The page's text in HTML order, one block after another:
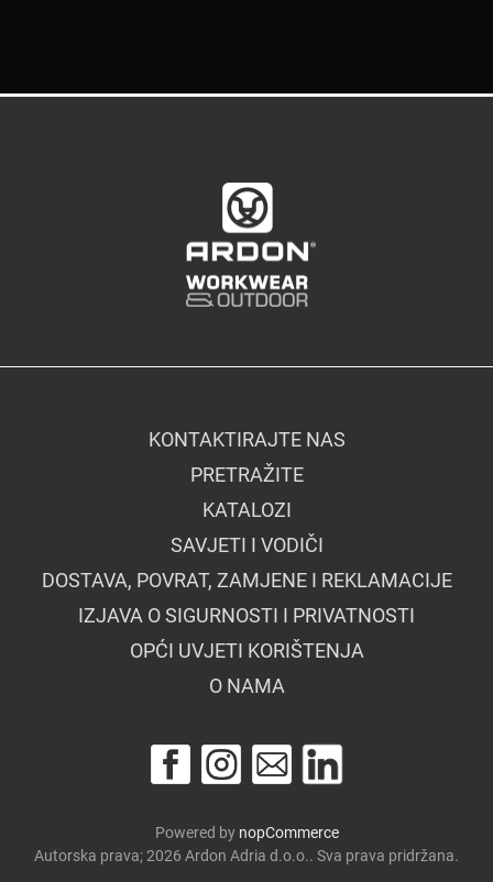
KONTAKTIRAJTE NAS
PRETRAŽITE
KATALOZI
SAVJETI I VODIČI
DOSTAVA, POVRAT, ZAMJENE I REKLAMACIJE
IZJAVA O SIGURNOSTI I PRIVATNOSTI
OPĆI UVJETI KORIŠTENJA
O NAMA
Powered by nopCommerce
Autorska prava; 2026 Ardon Adria d.o.o.. Sva prava pridržana.